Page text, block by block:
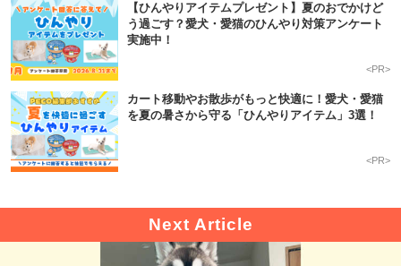
【ひんやりアイテムプレゼント】夏のおでかけど
う過ごす？愛犬・愛猫のひんやり対策アンケート
実施中！
<PR>
カート移動やお散歩がもっと快適に！愛犬・愛猫
を夏の暑さから守る「ひんやりアイテム」3選！
<PR>